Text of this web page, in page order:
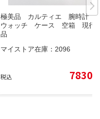
極美品 カルティエ 腕時計
ウォッチ ケース 空箱 現行
品
マイストア在庫： 2096
税込 7830